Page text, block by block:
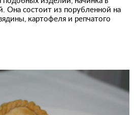
Она состоит из порубленной на
картофеля и репчатого